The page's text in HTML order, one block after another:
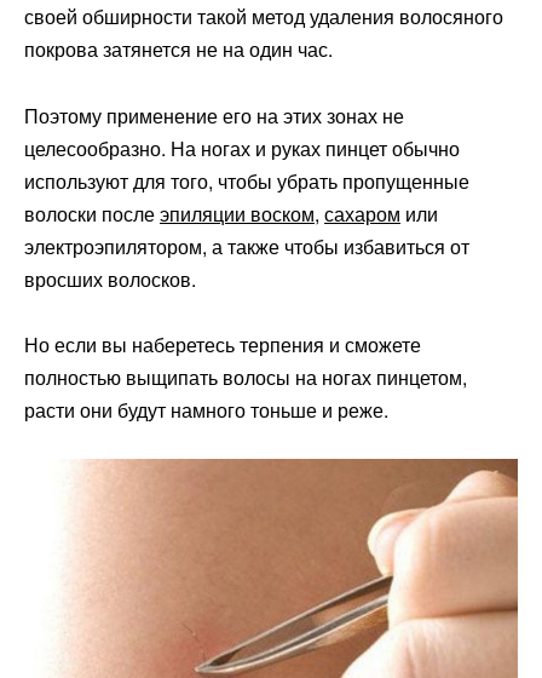
своей обширности такой метод удаления волосяного
покрова затянется не на один час.
Поэтому применение его на этих зонах не
целесообразно. На ногах и руках пинцет обычно
используют для того, чтобы убрать пропущенные
волоски послеэпиляции воском, сахаром или
электроэпилятором, а также чтобы избавиться от
вросших волосков.
Но если вы наберетесь терпения и сможете
полностью выщипать волосы на ногах пинцетом,
расти они будут намного тоньше и реже.